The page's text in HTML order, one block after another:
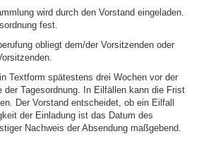
wird durch den Vorstand eingeladen.
fest.
obliegt dem/der Vorsitzenden oder
Textform spätestens drei Wochen vor der
der Tagesordnung. In Eilfällen kann die Frist
Der Vorstand entscheidet, ob ein Eilfall
der Einladung ist das Datum des
Nachweis der Absendung maßgebend.